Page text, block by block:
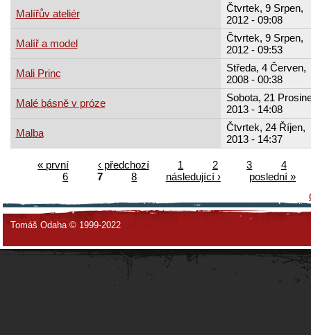
Malířův ateliér
Čtvrtek, 9 Srpen,
2012 - 09:08
Malíř a model
Čtvrtek, 9 Srpen,
2012 - 09:53
Mali Princ
Středa, 4 Červen,
2008 - 00:38
Malé básně v próze
Sobota, 21
2013 - 14:08
Malba
Čtvrtek, 24 Říjen,
2013 - 14:37
« první ‹ předchozí 1 2 3
4
6
7 8 následující ›
poslední »
Tomáš Odaha © 1999-2022